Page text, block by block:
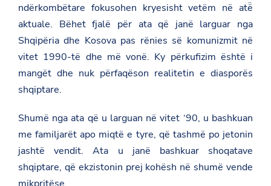
ndërkombëtare fokusohen kryesisht vetëm në atë̈
aktuale. Bëhet fjalë për ata që janë larguar nga
Shqipëria dhe Kosova pas rënies së komunizmit në
vitet 1990-të dhe më vonë. Ky përkufizim është i
mangët dhe nuk përfaqëson realitetin e diasporës
shqiptare.
Shumë nga ata që u larguan në vitet ‘90, u bashkuan
me familjarët apo miqtë e tyre, që tashmë po jetonin
jashtë vendit. Ata u janë bashkuar shoqatave
shqiptare, që ekzistonin prej kohësh në shumë vende